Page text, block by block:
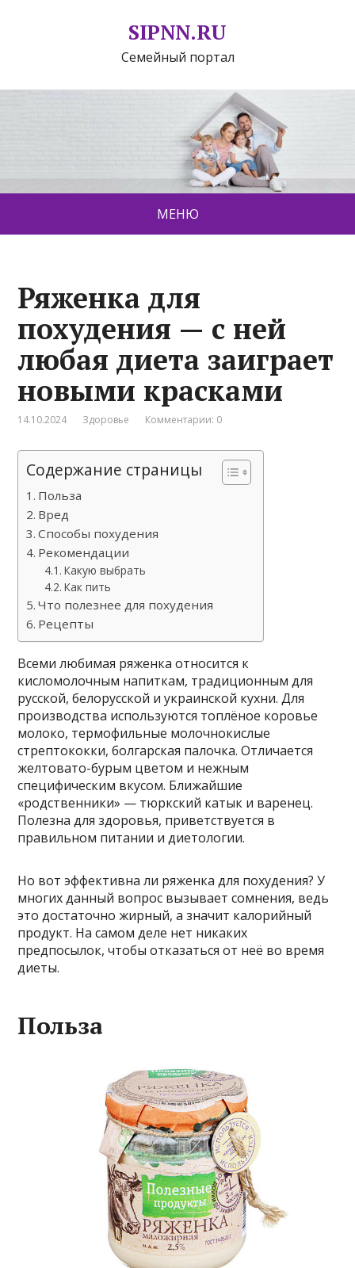
SIPNN.RU
Семейный портал
МЕНЮ
Ряженка для
похудения — с ней
любая диета заиграет
новыми красками
14.10.2024 Здоровье Комментарии: 0
Содержание страницы
Польза
Вред
Способы похудения
Рекомендации
Какую выбрать
Как пить
Что полезнее для похудения
Рецепты
Всеми любимая ряженка относится к
кисломолочным напиткам, традиционным для
русской, белорусской и украинской кухни. Для
производства используются топлёное коровье
молоко, термофильные молочнокислые
стрептококки, болгарская палочка. Отличается
желтовато-бурым цветом и нежным
специфическим вкусом. Ближайшие
«родственники» — тюркский катык и варенец.
Полезна для здоровья, приветствуется в
правильном питании и диетологии.
Но вот эффективна ли ряженка для похудения? У
многих данный вопрос вызывает сомнения, ведь
это достаточно жирный, а значит калорийный
продукт. На самом деле нет никаких
предпосылок, чтобы отказаться от неё во время
диеты.
Польза